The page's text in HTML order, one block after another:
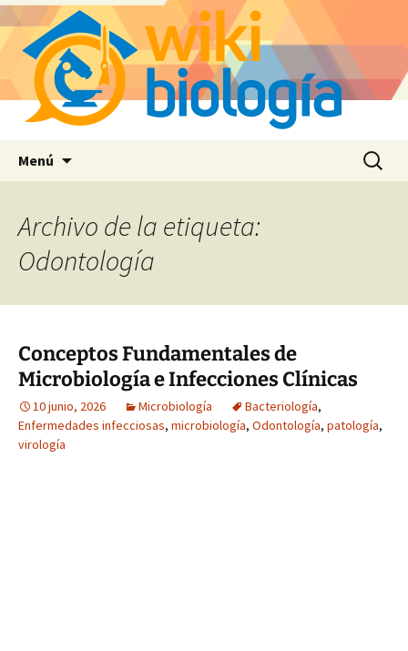
Menú Buscar:
Archivo de la etiqueta:
Odontología
Conceptos Fundamentales de
Microbiología e Infecciones Clínicas
10 junio, 2026 Microbiología Bacteriología,
Enfermedades infecciosas, microbiología, Odontología, patología,
virología